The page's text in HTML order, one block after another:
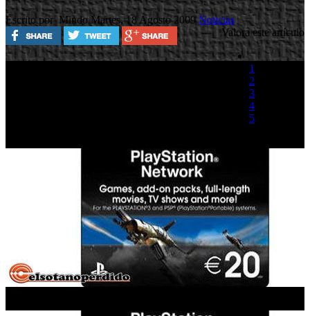
Escrito por MindoMartes, 18 Agosto 2009Noticias
Valora este artículo
1
2
3
4
5
Durante la conferencia de Sony se ha revelado